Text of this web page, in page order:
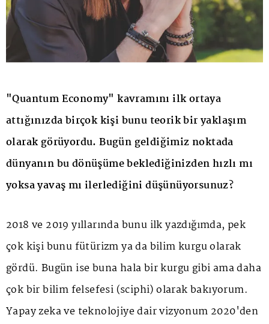
"Quantum Economy" kavramını ilk ortaya
attığınızda birçok kişi bunu teorik bir yaklaşım
olarak görüyordu. Bugün geldiğimiz noktada
dünyanın bu dönüşüme beklediğinizden hızlı mı
yoksa yavaş mı ilerlediğini düşünüyorsunuz?
2018 ve 2019 yıllarında bunu ilk yazdığımda, pek
çok kişi bunu fütürizm ya da bilim kurgu olarak
gördü. Bugün ise buna hala bir kurgu gibi ama daha
çok bir bilim felsefesi (sciphi) olarak bakıyorum.
Yapay zeka ve teknolojiye dair vizyonum 2020'den